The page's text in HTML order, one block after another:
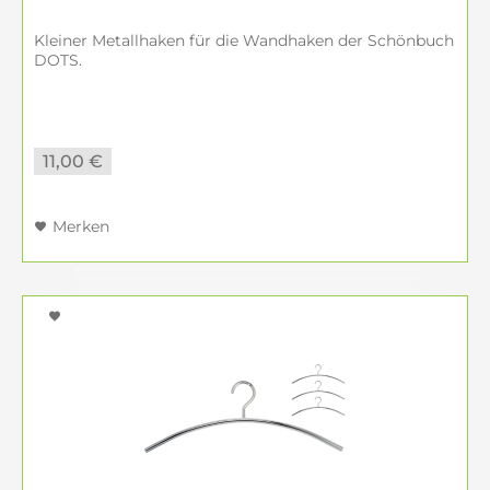
Kleiner Metallhaken für die Wandhaken der Schönbuch
DOTS.
11,00 €
Merken